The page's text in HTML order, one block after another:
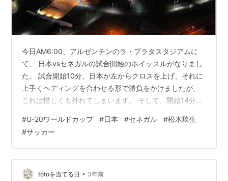
今日AM6:00、アルゼンチンのラ・プラタスタジアムに
て、 日本vsセネガルの試合開始のホイッスルがなりまし
た。 試合開始10分、日本が左からクロスを上げ、それに
上手くヘディングを合わせる形で勝負をかけましたが、
これは惜しくも外れてしまいます。 そして、開始14分、
プテン松木選手がミドルシュートを思いっきり放ちまし
た！ これが見事にゴールネットを揺らし、 松木選手のゴ
ラッソで、日本の先制点！！ ここから、特に目立った局
面の来ないまま前半は終了します。 そして後半、 セネガ
ルは追いつこうと、前衛的なフォーメーションを武器に
#U-20ワールドカップ #日本 #セネガル #松木玖生
#サッカー
totoを当てる日 • 3年前